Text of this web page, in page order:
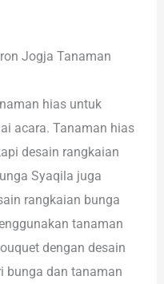
Jogja Tanaman
hias untuk
acara. Tanaman hias
desain rangkaian
Syaqila juga
rangkaian bunga
tanaman
dengan desain
bunga dan tanaman